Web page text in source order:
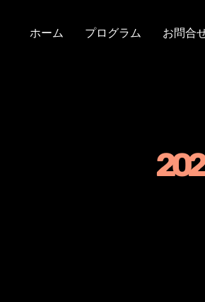
ホーム プログラム お問合